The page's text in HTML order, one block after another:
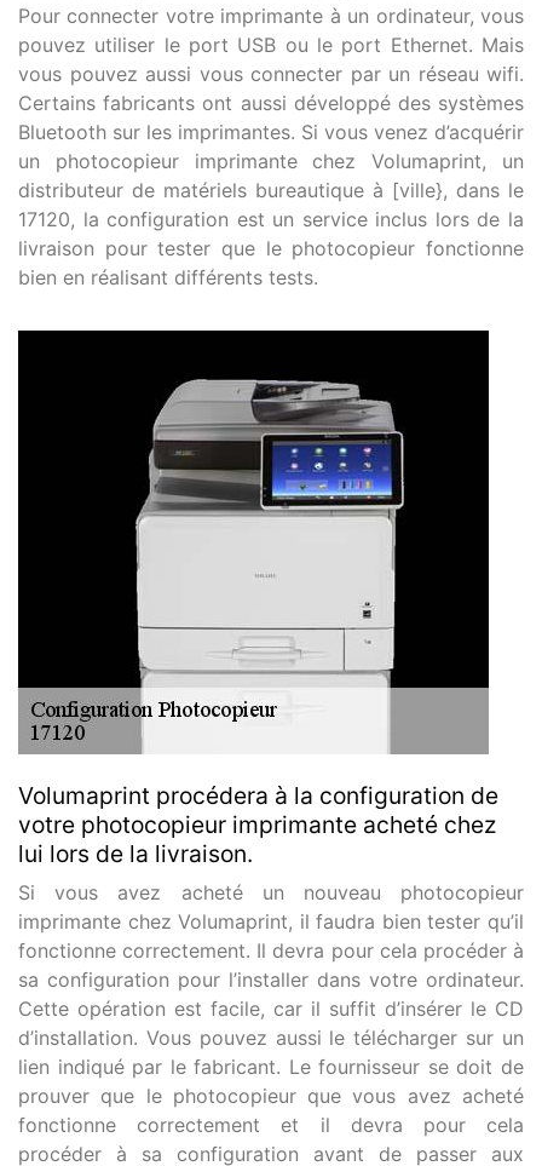
Pour connecter votre imprimante à un ordinateur, vous
pouvez utiliser le port USB ou le port Ethernet. Mais
vous pouvez aussi vous connecter par un réseau wifi.
Certains fabricants ont aussi développé des systèmes
Bluetooth sur les imprimantes. Si vous venez d’acquérir
un photocopieur imprimante chez Volumaprint, un
distributeur de matériels bureautique à [ville}, dans le
17120, la configuration est un service inclus lors de la
livraison pour tester que le photocopieur fonctionne
bien en réalisant différents tests.
Volumaprint procédera à la configuration de
votre photocopieur imprimante acheté chez
lui lors de la livraison.
Si vous avez acheté un nouveau photocopieur
imprimante chez Volumaprint, il faudra bien tester qu’il
fonctionne correctement. Il devra pour cela procéder à
sa configuration pour l’installer dans votre ordinateur.
Cette opération est facile, car il suffit d’insérer le CD
d’installation. Vous pouvez aussi le télécharger sur un
lien indiqué par le fabricant. Le fournisseur se doit de
prouver que le photocopieur que vous avez acheté
fonctionne correctement et il devra pour cela
procéder à sa configuration avant de passer aux